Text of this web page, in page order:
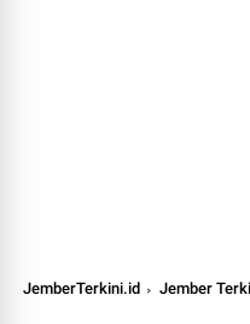
JemberTerkini.id Jember